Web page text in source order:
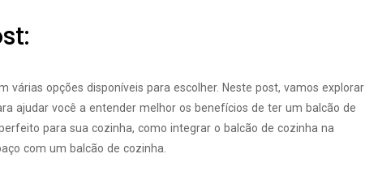
várias opções disponíveis para escolher. Neste post, vamos explorar
ajudar você a entender melhor os benefícios de ter um balcão de
para sua cozinha, como integrar o balcão de cozinha na
com um balcão de cozinha.